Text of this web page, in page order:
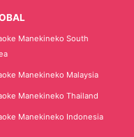
Manekineko South
Manekineko Malaysia
Manekineko Thailand
Manekineko Indonesia